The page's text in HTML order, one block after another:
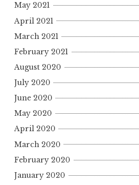
May 2021
April 2021
March 2021
February 2021
August 2020
July 2020
June 2020
May 2020
April 2020
March 2020
February 2020
January 2020